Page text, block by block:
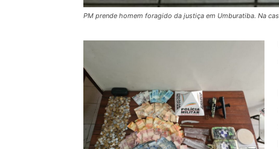
PM prende homem foragido da justiça em Umburatiba. Na